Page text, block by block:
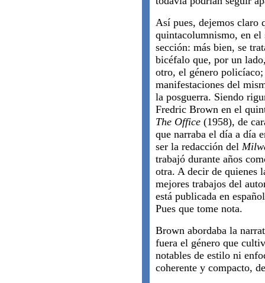
Así pues, dejemos claro
quintacolumnismo, en el
sección: más bien, se
bicéfalo que, por un
otro, el género
manifestaciones del
la posguerra. Siendo
Fredric Brown en el
The Office (1958), de
que narraba el día a día
ser la redacción del
trabajó durante años
otra. A decir de quienes
mejores trabajos del
está publicada en
Pues que tome nota.
Brown abordaba la
fuera el género que
notables de estilo ni
coherente y compacto,